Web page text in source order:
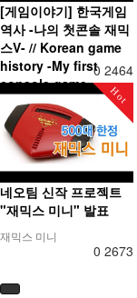
[게임이야기] 한국게임
역사 -나의 첫콘솔 재믹
스V- // Korean game
history -My first
console game
Zemmix V-
재믹스,msx
0 2464
Hot
네오팀 신작 프로젝트
"재믹스 미니" 발표
재믹스 미니
0 2673